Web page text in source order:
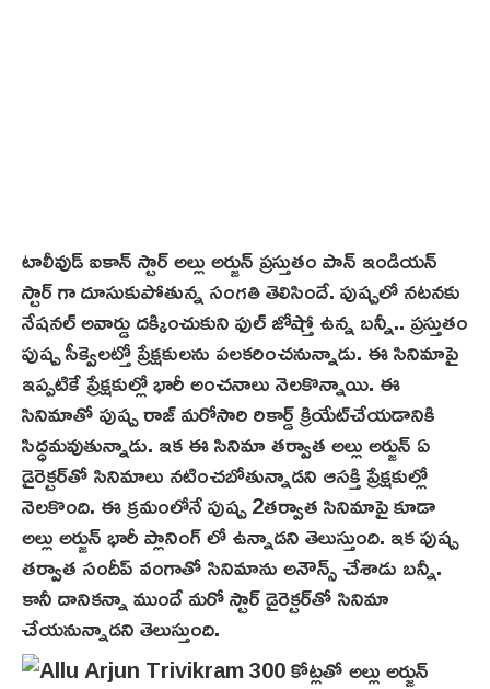
టాలీవుడ్ ఐకాన్ స్టార్ అల్లు అర్జున్ ప్రస్తుతం పాన్ ఇండియన్
స్టార్ గా దూసుకుపోతున్న సంగతి తెలిసిందే. పుష్ప‌లో నటనకు
నేషనల్ అవార్డు దక్కించుకుని ఫుల్ జోష్తో ఉన్న బన్నీ.. ప్రస్తుతం
పుష్ప సీక్వెలట్తో ప్రేక్షకులను పలకరించనున్నాడు. ఈ సినిమాపై
ఇప్పటికే ప్రేక్షకుల్లో భారీ అంచనాలు నెలకొన్నాయి. ఈ
సినిమాతో పుష్ప రాజ్ మరోసారి రికార్డ్ క్రియేట్‌చేయడానికి
సిద్ధమవుతున్నాడు. ఇక ఈ సినిమా తర్వాత అల్లు అర్జున్ ఏ
డైరెక్టర్‌తో సినిమాలు నటించబోతున్నాడని ఆసక్తి ప్రేక్షకుల్లో
నెలకొంది. ఈ క్రమంలోనే పుష్ప 2తర్వాత సినిమాపై కూడా
అల్లు అర్జున్ భారీ ప్లానింగ్ లో ఉన్నాడని తెలుస్తుంది. ఇక పుష్ప
తర్వాత సందీప్ వంగాతో సినిమాను అనౌన్స్ చేశాడు బ‌న్నీ.
కానీ దానికన్నా ముందే మరో స్టార్ డైరెక్టర్‌తో సినిమా
చేయనున్నాడని తెలుస్తుంది.